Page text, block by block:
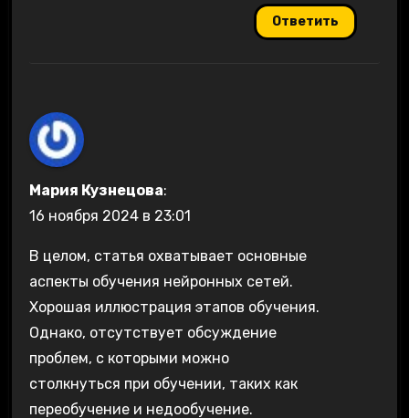
Ответить
Мария Кузнецова:
16 ноября 2024 в 23:01
В целом, статья охватывает основные
аспекты обучения нейронных сетей.
Хорошая иллюстрация этапов обучения.
Однако, отсутствует обсуждение
проблем, с которыми можно
столкнуться при обучении, таких как
переобучение и недообучение.